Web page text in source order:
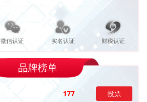
微信认证 实名认证 财税认证
品牌榜单
177 投票